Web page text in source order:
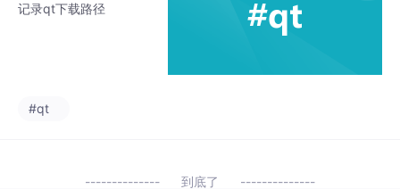
记录qt下载路径
#qt
到底了